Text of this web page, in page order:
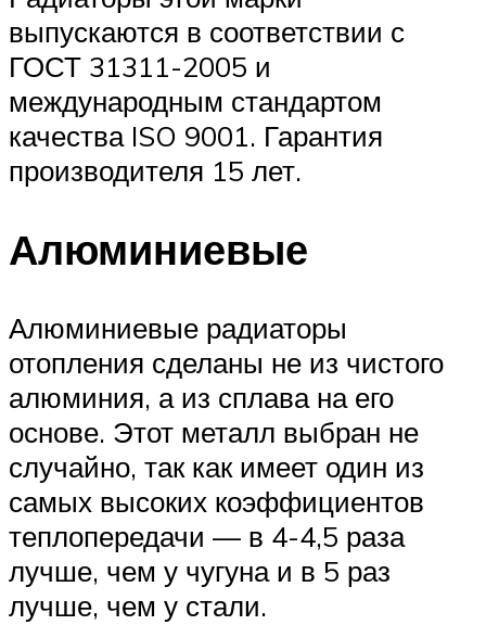
выпускаются в соответствии с
ГОСТ 31311-2005 и
международным стандартом
качества ISO 9001. Гарантия
производителя 15 лет.
Алюминиевые
Алюминиевые радиаторы
отопления сделаны не из чистого
алюминия, а из сплава на его
основе. Этот металл выбран не
случайно, так как имеет один из
самых высоких коэффициентов
теплопередачи — в 4-4,5 раза
лучше, чем у чугуна и в 5 раз
лучше, чем у стали.